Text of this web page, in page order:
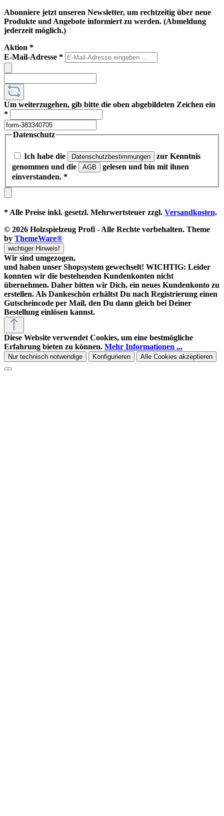
Abonniere jetzt unseren Newsletter, um rechtzeitig über neue
Produkte und Angebote informiert zu werden. (Abmeldung
jederzeit möglich.)
Aktion *
E-Mail-Adresse *
Um weiterzugehen, gib bitte die oben abgebildeten Zeichen ein
*
Datenschutz
Ich habe die Datenschutzbestimmungen
zur Kenntnis
genommen und die
AGB
gelesen und bin mit ihnen
einverstanden. *
* Alle Preise inkl. gesetzl. Mehrwertsteuer zzgl. Versandkosten.
© 2026 Holzspielzeug Profi - Alle Rechte vorbehalten. Theme
by ThemeWare®
wichtiger Hinweis!
Wir sind umgezogen,
und haben unser Shopsystem gewechselt! WICHTIG: Leider
konnten wir die bestehenden Kundenkonten nicht
übernehmen. Daher bitten wir Dich, ein neues Kundenkonto zu
erstellen. Als Dankeschön erhältst Du nach Registrierung einen
Gutscheincode per Mail, den Du dann gleich bei Deiner
Bestellung einlösen kannst.
Diese Website verwendet Cookies, um eine bestmögliche
Erfahrung bieten zu können. Mehr Informationen ...
Nur technisch notwendige Konfigurieren Alle Cookies akzeptieren